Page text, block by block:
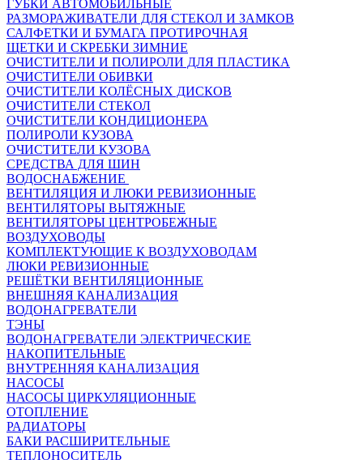
ГУБКИ АВТОМОБИЛЬНЫЕ
РАЗМОРАЖИВАТЕЛИ ДЛЯ СТЕКОЛ И ЗАМКОВ
САЛФЕТКИ И БУМАГА ПРОТИРОЧНАЯ
ЩЕТКИ И СКРЕБКИ ЗИМНИЕ
ОЧИСТИТЕЛИ И ПОЛИРОЛИ ДЛЯ ПЛАСТИКА
ОЧИСТИТЕЛИ ОБИВКИ
ОЧИСТИТЕЛИ КОЛЁСНЫХ ДИСКОВ
ОЧИСТИТЕЛИ СТЕКОЛ
ОЧИСТИТЕЛИ КОНДИЦИОНЕРА
ПОЛИРОЛИ КУЗОВА
ОЧИСТИТЕЛИ КУЗОВА
СРЕДСТВА ДЛЯ ШИН
ВОДОСНАБЖЕНИЕ
ВЕНТИЛЯЦИЯ И ЛЮКИ РЕВИЗИОННЫЕ
ВЕНТИЛЯТОРЫ ВЫТЯЖНЫЕ
ВЕНТИЛЯТОРЫ ЦЕНТРОБЕЖНЫЕ
ВОЗДУХОВОДЫ
КОМПЛЕКТУЮЩИЕ К ВОЗДУХОВОДАМ
ЛЮКИ РЕВИЗИОННЫЕ
РЕШЁТКИ ВЕНТИЛЯЦИОННЫЕ
ВНЕШНЯЯ КАНАЛИЗАЦИЯ
ВОДОНАГРЕВАТЕЛИ
ТЭНЫ
ВОДОНАГРЕВАТЕЛИ ЭЛЕКТРИЧЕСКИЕ
НАКОПИТЕЛЬНЫЕ
ВНУТРЕННЯЯ КАНАЛИЗАЦИЯ
НАСОСЫ
НАСОСЫ ЦИРКУЛЯЦИОННЫЕ
ОТОПЛЕНИЕ
РАДИАТОРЫ
БАКИ РАСШИРИТЕЛЬНЫЕ
ТЕПЛОНОСИТЕЛЬ